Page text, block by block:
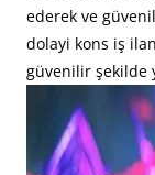
ederek ve
dolayi kons iş
güvenilir şekilde